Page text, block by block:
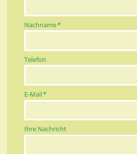
Pflichtfeld
Nachname*
Telefon
Pflichtfeld
E-Mail*
Ihre Nachricht